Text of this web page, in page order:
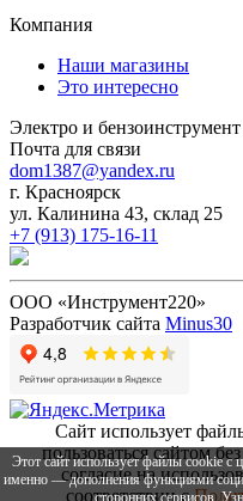
Этот сайт использует файлы cookie с
именно — дополнения функциями
сторонних сервисов.
Компания
Наши магазины
Это интересно
Электро и
Почта для связи
dom1387@yandex.ru
г. Красноярск
ул. Калинина 43, склад 25
+7 (913) 175-16-11
ООО «Инструмент220»
Разработчик сайта Minus30
Сайт использует
пользоваться сайтом
согласие на
соответствии с